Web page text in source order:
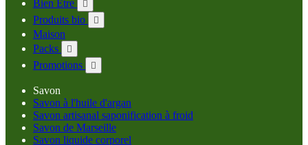
Bien Être 
Produits bio 
Maison
Packs

Promotions 
Savon
Savon à l'huile d'argan
Savon artisanal saponification à froid
Savon de Marseille
Savon liquide corporel